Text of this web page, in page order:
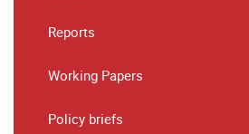
Reports
Working Papers
Policy briefs